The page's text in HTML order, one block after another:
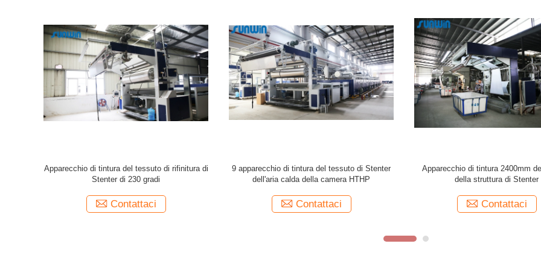
Tessuto di calore di vapore che tinge la
rifinitrice di Stenter 2800mm 100m/Min
Contattaci
rifinitrice di 2800mm 100m/Min Textile Dyeing
Machine Drying Stenter
Contattaci
Tessuto del vello che finisce
tintura della struttura di Stenter
Contattaci